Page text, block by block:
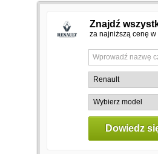
Znajdź
za najniższą cenę w